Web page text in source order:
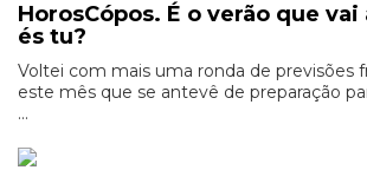
HorosCópos. É o verão que vai
és tu?
Voltei com mais uma ronda de previsões
este mês que se antevê de preparação
...